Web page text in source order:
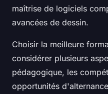
maîtrise de logiciels
avancées de dessin.
Choisir la meilleure
considérer plusieurs
pédagogique, les
opportunités